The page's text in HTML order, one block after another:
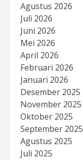
Agustus 2026
Juli 2026
Juni 2026
Mei 2026
April 2026
Februari 2026
Januari 2026
Desember 2025
November 2025
Oktober 2025
September 2025
Agustus 2025
Juli 2025